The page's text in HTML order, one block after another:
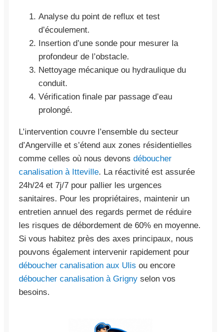
Analyse du point de reflux et test
d’écoulement.
Insertion d’une sonde pour mesurer la
profondeur de l’obstacle.
Nettoyage mécanique ou hydraulique du
conduit.
Vérification finale par passage d’eau
prolongé.
L’intervention couvre l’ensemble du secteur
d’Angerville et s’étend aux zones résidentielles
comme celles où nous devons déboucher
canalisation à Itteville. La réactivité est assurée
24h/24 et 7j/7 pour pallier les urgences
sanitaires. Pour les propriétaires, maintenir un
entretien annuel des regards permet de réduire
les risques de débordement de 60% en moyenne.
Si vous habitez près des axes principaux, nous
pouvons également intervenir rapidement pour
déboucher canalisation aux Ulis ou encore
déboucher canalisation à Grigny selon vos
besoins.